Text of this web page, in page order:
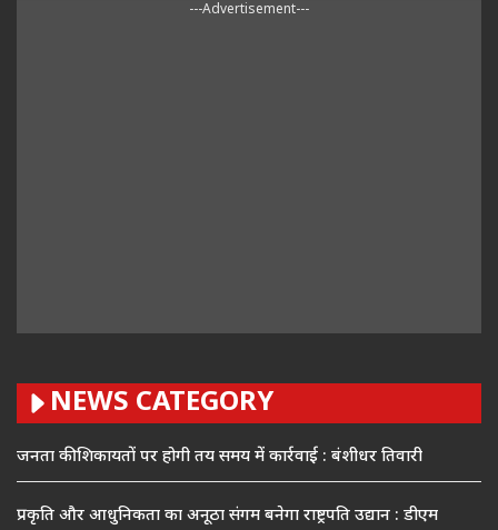
---Advertisement---
NEWS CATEGORY
जनता की शिकायतों पर होगी तय समय में कार्रवाई : बंशीधर तिवारी
प्रकृति और आधुनिकता का अनूठा संगम बनेगा राष्ट्रपति उद्यान : डीएम